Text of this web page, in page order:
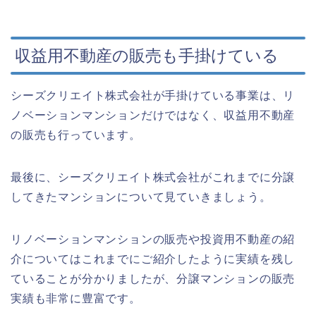
収益用不動産の販売も手掛けている
シーズクリエイト株式会社が手掛けている事業は、リ
ノベーションマンションだけではなく、収益用不動産
の販売も行っています。
最後に、シーズクリエイト株式会社がこれまでに分譲
してきたマンションについて見ていきましょう。
リノベーションマンションの販売や投資用不動産の紹
介についてはこれまでにご紹介したように実績を残し
ていることが分かりましたが、分譲マンションの販売
実績も非常に豊富です。